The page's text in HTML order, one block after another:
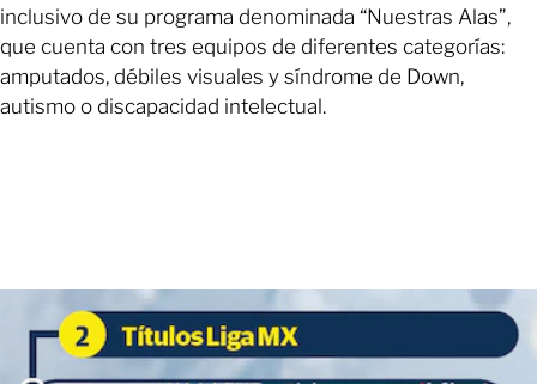
inclusivo de su programa denominada “Nuestras Alas”,
que cuenta con tres equipos de diferentes categorías:
amputados, débiles visuales y síndrome de Down,
autismo o discapacidad intelectual.